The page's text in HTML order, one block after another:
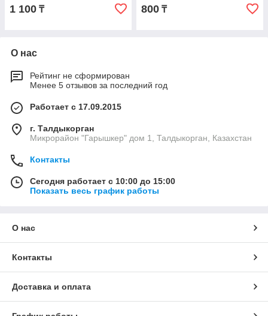
1 100 ₸ 800 ₸
О нас
Рейтинг не сформирован
Менее 5 отзывов за последний год
Работает с 17.09.2015
г. Талдыкорган
Микрорайон "Гарышкер" дом 1, Талдыкорган, Казахстан
Контакты
Сегодня работает с 10:00 до 15:00
Показать весь график работы
О нас
Контакты
Доставка и оплата